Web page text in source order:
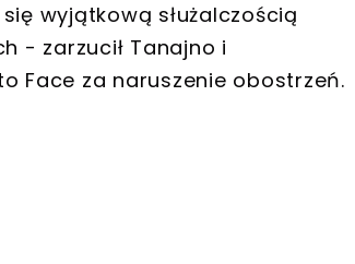
wyjątkową służalczością
- zarzucił Tanajno i
Face za naruszenie obostrzeń.